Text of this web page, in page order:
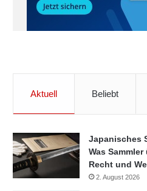
Aktuell Beliebt
Japanisches
Was
Recht und
2. August 2026